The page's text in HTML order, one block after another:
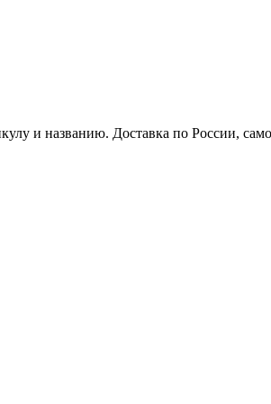
и названию. Доставка по России,